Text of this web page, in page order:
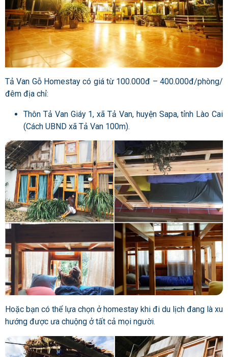
Tả Van Gỗ Homestay có giá từ 100.000đ – 400.000đ/phòng/
đêm địa chỉ:
Thôn Tả Van Giáy 1, xã Tả Van, huyện Sapa, tỉnh Lào Cai
(Cách UBND xã Tả Van 100m).
Hoặc bạn có thể lựa chọn ở homestay khi đi du lịch đang là xu
hướng được ưa chuộng ở tất cả mọi người.